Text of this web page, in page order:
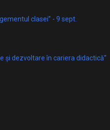
clasei” - 9 sept.
și dezvoltare în cariera didactică”